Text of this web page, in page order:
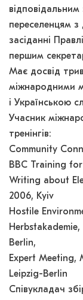
переселенцям з
засіданні
першим
Має досвід
міжнародними
і Українською
Учасник
тренінгів:
Community
BBC Training
Writing about
2006, Kyiv
Hostile
Berlin,
Expert Meeting,
Leipzig-Berlin
Співукладач